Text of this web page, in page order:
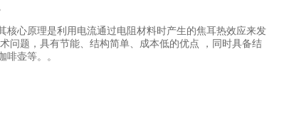
心原理是利用电流通过电阻材料时产生的焦耳热效应来发
问题，具有节能、结构简单、成本低的优点 ，同时具备结
壶等。。